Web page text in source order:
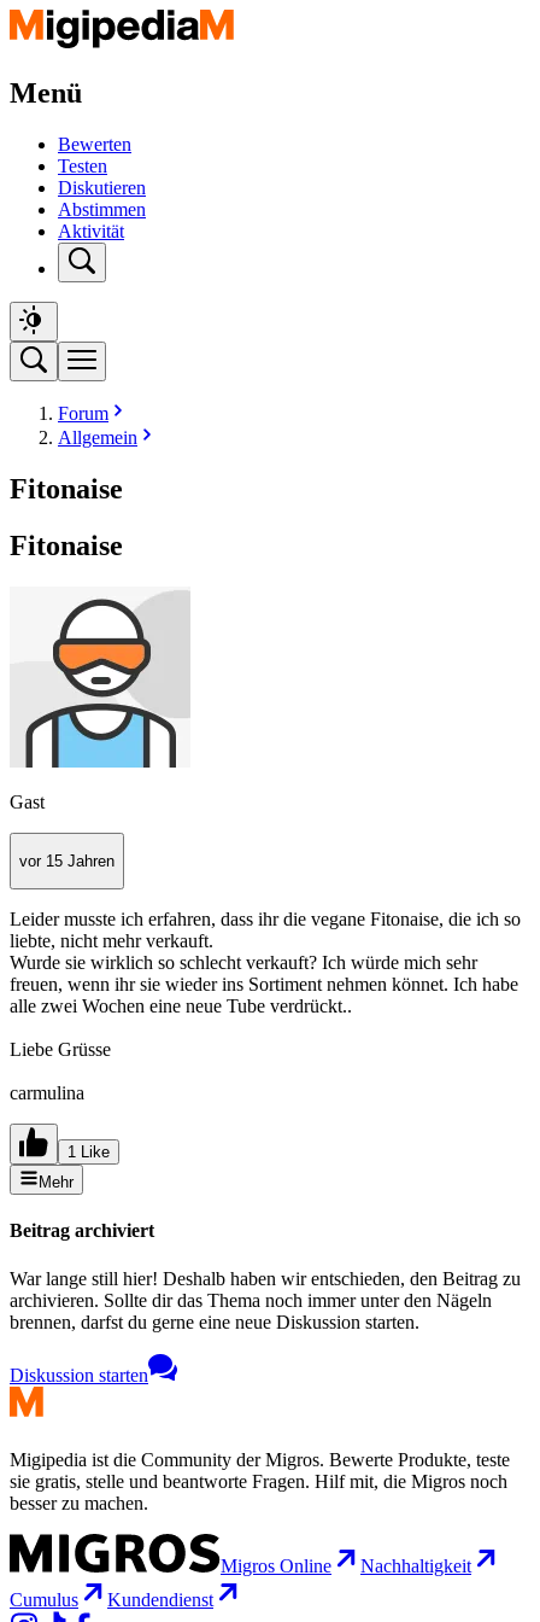
Menü
Bewerten
Testen
Diskutieren
Abstimmen
Aktivität
Forum
Allgemein
Fitonaise
Fitonaise
Gast
vor 15 Jahren
Leider musste ich erfahren, dass ihr die vegane Fitonaise, die ich so
liebte, nicht mehr verkauft.
Wurde sie wirklich so schlecht verkauft? Ich würde mich sehr
freuen, wenn ihr sie wieder ins Sortiment nehmen könnet. Ich habe
alle zwei Wochen eine neue Tube verdrückt..
Liebe Grüsse
carmulina
1 Like
Mehr
Beitrag archiviert
War lange still hier! Deshalb haben wir entschieden, den Beitrag zu
archivieren. Sollte dir das Thema noch immer unter den Nägeln
brennen, darfst du gerne eine neue Diskussion starten.
Diskussion starten
Migipedia ist die Community der Migros. Bewerte Produkte, teste
sie gratis, stelle und beantworte Fragen. Hilf mit, die Migros noch
besser zu machen.
Migros Online
Nachhaltigkeit
Cumulus
Kundendienst